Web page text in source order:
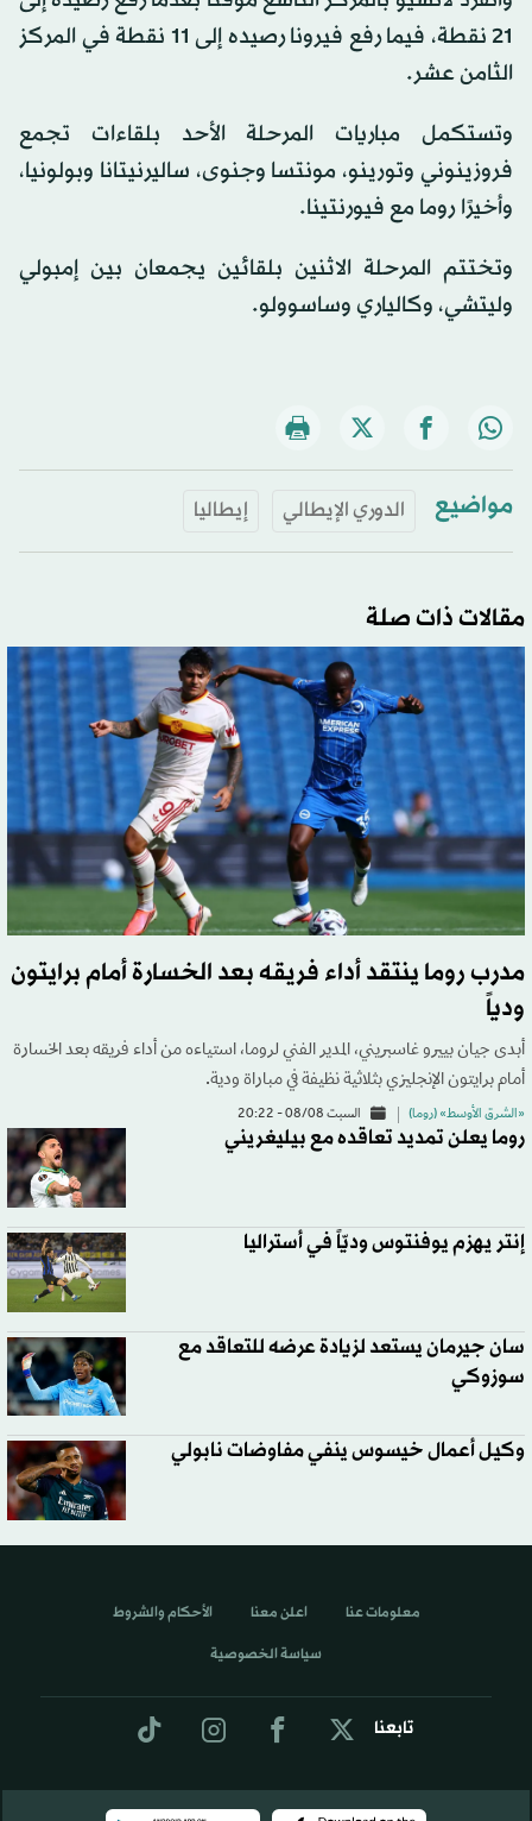
21 نقطة، فيما رفع فيرونا رصيده إلى 11 نقطة في المركز
الثامن عشر.
وتستكمل مباريات المرحلة الأحد بلقاءات تجمع
فروزينوني وتورينو، مونتسا وجنوى، ساليرنيتانا وبولونيا،
وأخيرًا روما مع فيورنتينا.
وتختتم المرحلة الاثنين بلقائين يجمعان بين إمبولي
وليتشي، وكالياري وساسوولو.
مواضيع الدوري الإيطالي إيطاليا
مقالات ذات صلة
مدرب روما ينتقد أداء فريقه بعد الخسارة أمام برايتون
ودياً
أبدى جيان بييرو غاسبريني، المدير الفني لروما، استياءه من أداء فريقه بعد الخسارة
أمام برايتون الإنجليزي بثلاثية نظيفة في مباراة ودية.
«الشرق الأوسط» (روما) السبت 08/08 - 20:22
روما يعلن تمديد تعاقده مع بيليغريني
إنتر يهزم يوفنتوس وديّاً في أستراليا
سان جيرمان يستعد لزيادة عرضه للتعاقد مع
سوزوكي
وكيل أعمال خيسوس ينفي مفاوضات نابولي
تابعنا
معلومات عنا اعلن معنا الأحكام والشروط
سياسة الخصوصية